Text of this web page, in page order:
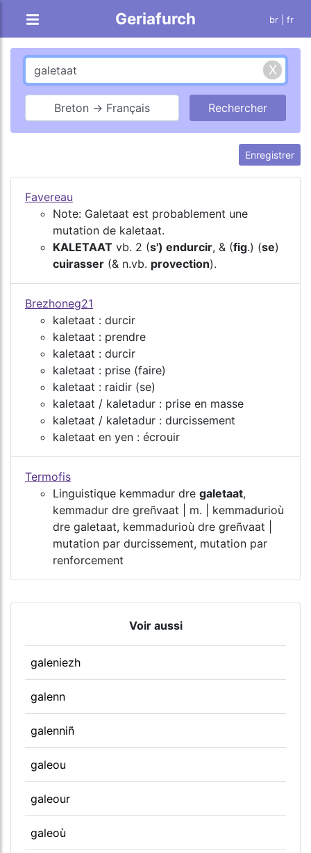
Geriafurch br | fr
Breton → Français
Enregistrer
Favereau
Note: Galetaat est probablement une
mutation de kaletaat.
KALETAAT vb. 2 (s') endurcir, & (fig.) (se)
cuirasser (& n.vb. provection).
Brezhoneg21
kaletaat : durcir
kaletaat : prendre
kaletaat : durcir
kaletaat : prise (faire)
kaletaat : raidir (se)
kaletaat / kaletadur : prise en masse
kaletaat / kaletadur : durcissement
kaletaat en yen : écrouir
Termofis
Linguistique kemmadur dre galetaat,
kemmadur dre greñvaat | m. | kemmadurioù
dre galetaat, kemmadurioù dre greñvaat |
mutation par durcissement, mutation par
renforcement
Voir aussi
galeniezh
galenn
galenniñ
galeou
galeour
galeoù